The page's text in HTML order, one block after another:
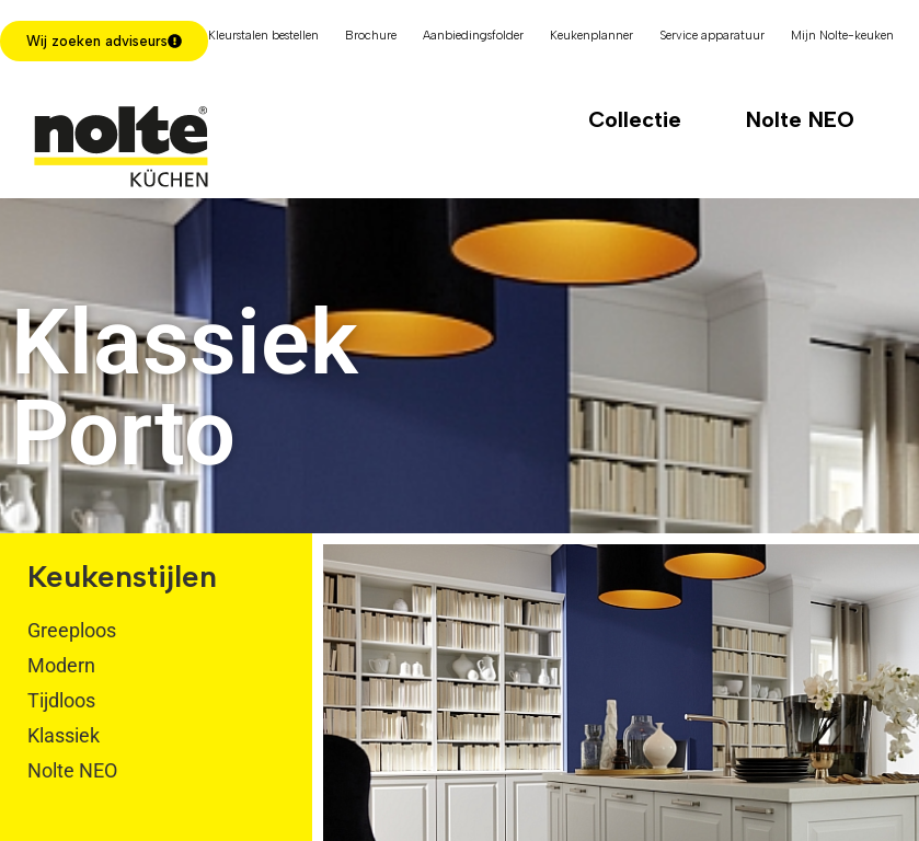
Wij zoeken adviseurs Kleurstalen bestellen Brochure Aanbiedingsfolder Keukenplanner Service apparatuur Mijn Nolte-keuken
Collectie Nolte NEO
Klassiek
Porto
Keukenstijlen
Greeploos
Modern
Tijdloos
Klassiek
Nolte NEO